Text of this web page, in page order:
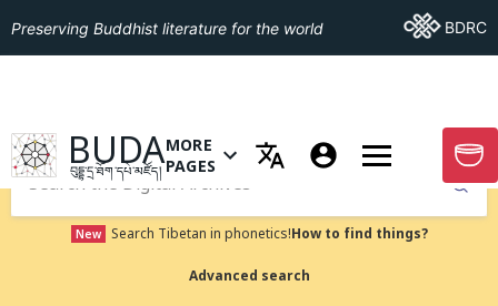
Preserving Buddhist literature for the world Go ToBDRC
GO TO HOMEPAGE
BUDA
བུདྡྷ་དྲ་ཐོག་དཔེ་མཛོད།
OPEN MENU OF MORE PAGES
MORE
PAGES
GO
Submit
New Search Tibetan in phonetics!How to find things?
Advanced search